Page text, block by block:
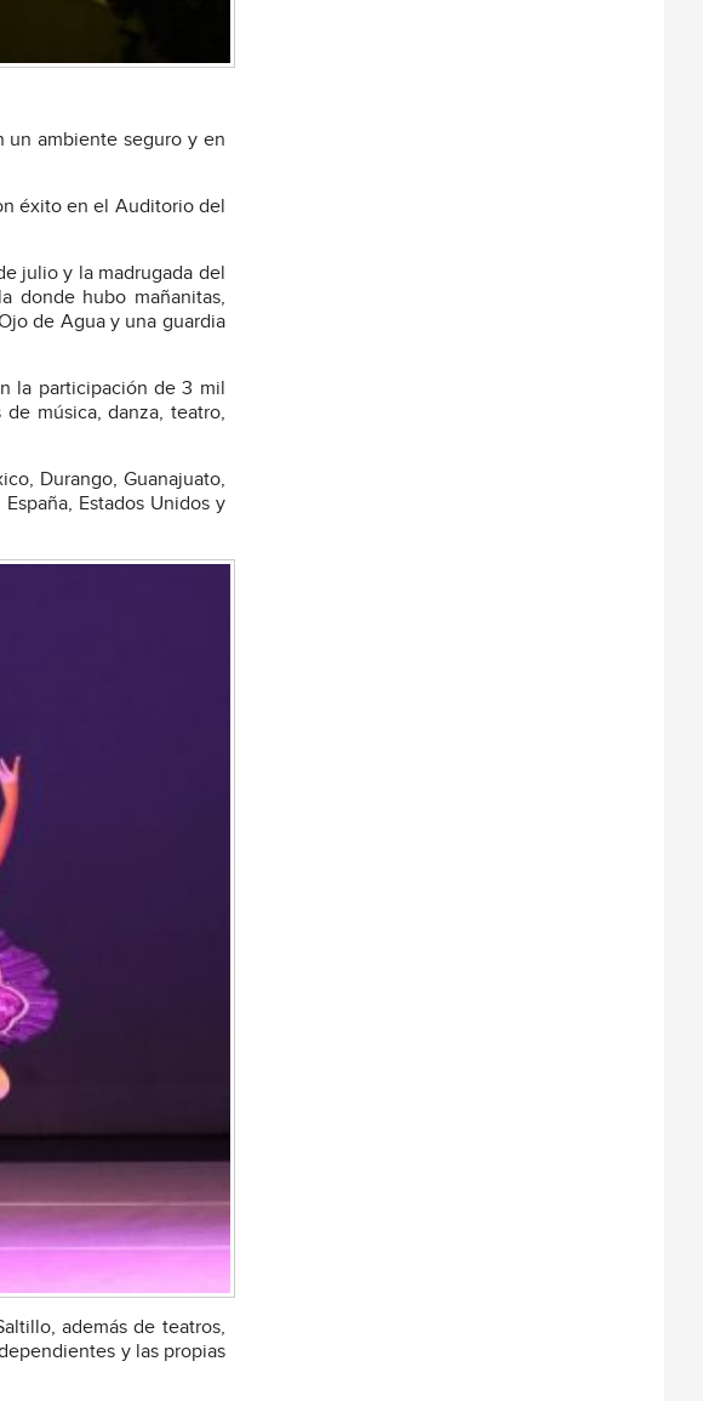
un ambiente seguro y en
éxito en el Auditorio del
julio y la madrugada del
donde hubo mañanitas,
de Agua y una guardia
la participación de 3 mil
música, danza, teatro,
Durango, Guanajuato,
Estados Unidos y
además de teatros,
y las propias